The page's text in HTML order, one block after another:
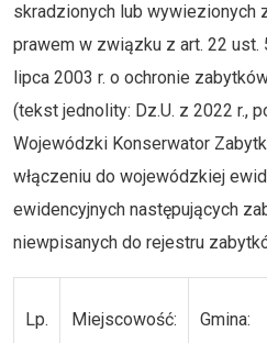
skradzionych lub wywiezionych
prawem w związku z art. 22
lipca 2003 r. o ochronie
(tekst jednolity: Dz.U. z 2022 r.,
Wojewódzki Konserwator
włączeniu do wojewódzkiej
ewidencyjnych następujących
niewpisanych do rejestru
Lp. Miejscowość: Gmina: